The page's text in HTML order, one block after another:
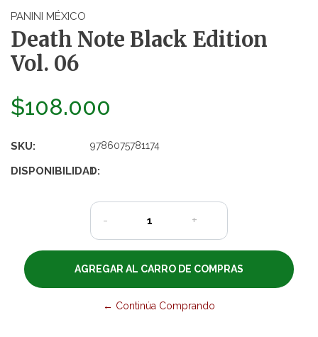
PANINI MÉXICO
Death Note Black Edition
Vol. 06
$108.000
SKU: 9786075781174
DISPONIBILIDAD:
1
- +
← Continúa Comprando